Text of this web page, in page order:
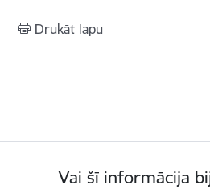
Drukāt lapu
Vai šī informācija